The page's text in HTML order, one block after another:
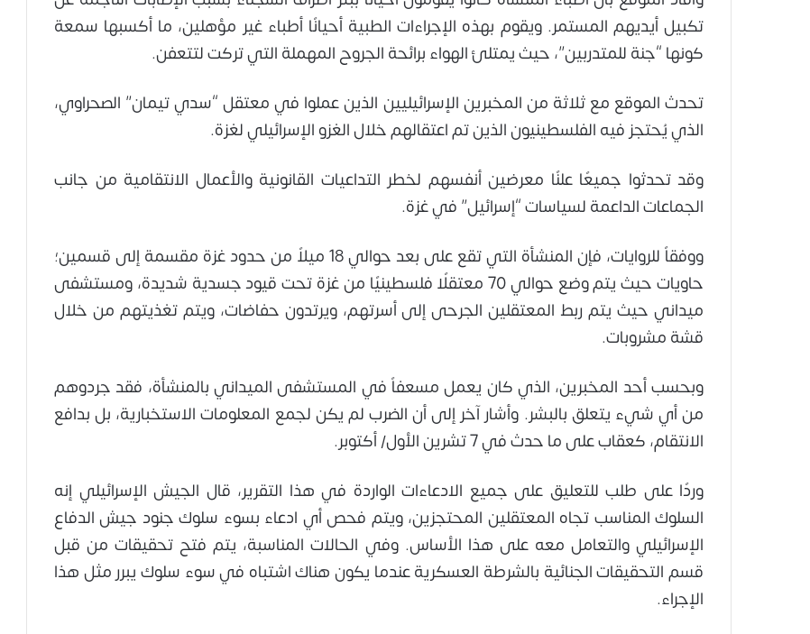
تكبيل أيديهم المستمر. ويقوم بهذه الإجراءات الطبية أحيانًا أطباء غير مؤهلين، ما أكسبها سمعة
كونها “جنة للمتدربين”، حيث يمتلئ الهواء برائحة الجروح المهملة التي تركت لتتعفن.
تحدث الموقع مع ثلاثة من المخبرين الإسرائيليين الذين عملوا في معتقل “سدي تيمان” الصحراوي،
الذي يُحتجز فيه الفلسطينيون الذين تم اعتقالهم خلال الغزو الإسرائيلي لغزة.
وقد تحدثوا جميعًا علنًا معرضين أنفسهم لخطر التداعيات القانونية والأعمال الانتقامية من جانب
الجماعات الداعمة لسياسات “إسرائيل” في غزة.
ووفقاً للروايات، فإن المنشأة التي تقع على بعد حوالي 18 ميلاً من حدود غزة مقسمة إلى قسمين؛
حاويات حيث يتم وضع حوالي 70 معتقلًا فلسطينيًا من غزة تحت قيود جسدية شديدة، ومستشفى
ميداني حيث يتم ربط المعتقلين الجرحى إلى أسرتهم، ويرتدون حفاضات، ويتم تغذيتهم من خلال
قشة مشروبات.
وبحسب أحد المخبرين، الذي كان يعمل مسعفاً في المستشفى الميداني بالمنشأة، فقد جردوهم
من أي شيء يتعلق بالبشر. وأشار آخر إلى أن الضرب لم يكن لجمع المعلومات الاستخبارية، بل بدافع
الانتقام، كعقاب على ما حدث في 7 تشرين الأول/ أكتوبر.
وردًا على طلب للتعليق على جميع الادعاءات الواردة في هذا التقرير، قال الجيش الإسرائيلي إنه
السلوك المناسب تجاه المعتقلين المحتجزين، ويتم فحص أي ادعاء بسوء سلوك جنود جيش الدفاع
الإسرائيلي والتعامل معه على هذا الأساس. وفي الحالات المناسبة، يتم فتح تحقيقات من قبل
قسم التحقيقات الجنائية بالشرطة العسكرية عندما يكون هناك اشتباه في سوء سلوك يبرر مثل هذا
الإجراء.